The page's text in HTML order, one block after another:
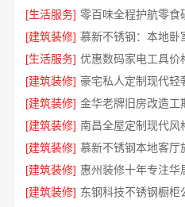
[生活服务]
[建筑装修] 慕新不锈钢：本地卧
[生活服务]
[建筑装修]
[建筑装修]
[建筑装修] 南昌全屋定制现代风
[建筑装修] 慕新不锈钢本地客厅
[建筑装修] 惠州装修十年专注华
[建筑装修] 东钢科技不锈钢橱